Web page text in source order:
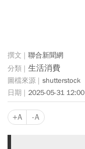
聯合新聞網
生活消費
shutterstock
2025-05-31 12:00
+A -A